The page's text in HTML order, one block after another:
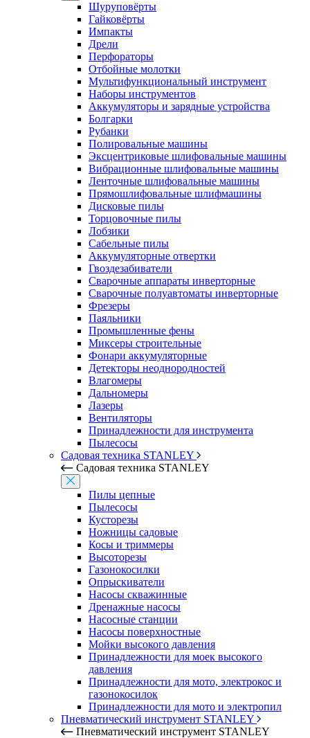
Шуруповёрты
Гайковёрты
Импакты
Дрели
Перфораторы
Отбойные молотки
Мультифункциональный инструмент
Наборы инструментов
Аккумуляторы и зарядные устройства
Болгарки
Рубанки
Полировальные машины
Эксцентриковые шлифовальные машины
Вибрационные шлифовальные машины
Ленточные шлифовальные машины
Прямошлифовальные шлифмашины
Дисковые пилы
Торцовочные пилы
Лобзики
Сабельные пилы
Аккумуляторные отвертки
Гвоздезабиватели
Сварочные аппараты инверторные
Сварочные полуавтоматы инверторные
Фрезеры
Паяльники
Промышленные фены
Миксеры строительные
Фонари аккумуляторные
Детекторы неоднородностей
Влагомеры
Дальномеры
Лазеры
Вентиляторы
Принадлежности для инструмента
Пылесосы
Садовая техника STANLEY
Садовая техника STANLEY
Пилы цепные
Пылесосы
Кусторезы
Ножницы садовые
Косы и триммеры
Высоторезы
Газонокосилки
Опрыскиватели
Насосы скважинные
Дренажные насосы
Насосные станции
Насосы поверхностные
Мойки высокого давления
Принадлежности для моек высокого
давления
Принадлежности для мото, электрокос и
газонокосилок
Принадлежности для мото и электропил
Пневматический инструмент STANLEY
Пневматический инструмент STANLEY